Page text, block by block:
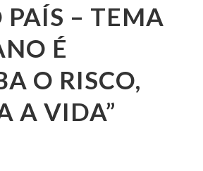
PAÍS – TEMA
É
O RISCO,
A VIDA”